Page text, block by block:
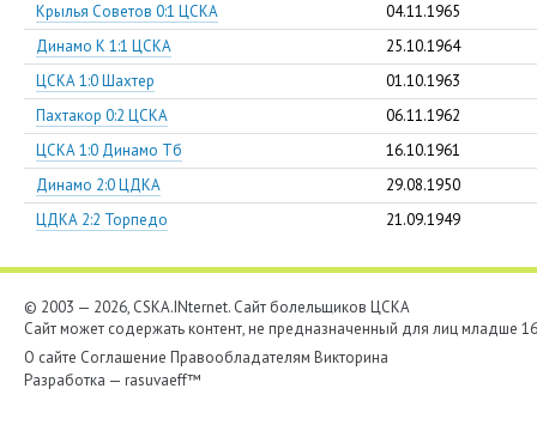
Крылья Советов 0:1 ЦСКА
04.11.1965
Динамо К 1:1 ЦСКА
25.10.1964
ЦСКА 1:0 Шахтер
01.10.1963
Пахтакор 0:2 ЦСКА
06.11.1962
ЦСКА 1:0 Динамо Тб
16.10.1961
Динамо 2:0 ЦДКА
29.08.1950
ЦДКА 2:2 Торпедо
21.09.1949
© 2003 — 2026, CSKA.INternet. Cайт болельщиков ЦСКА
Сайт может содержать контент, не предназначенный для лиц младше
О сайте Соглашение Правообладателям Викторина
Разработка — rasuvaeff™